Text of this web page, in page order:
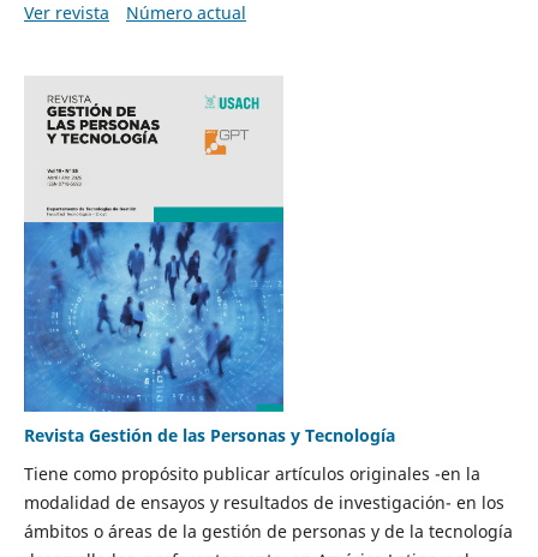
Ver revista
Número actual
Revista Gestión de las Personas y Tecnología
Tiene como propósito publicar artículos originales -en la
modalidad de ensayos y resultados de investigación- en los
ámbitos o áreas de la gestión de personas y de la tecnología